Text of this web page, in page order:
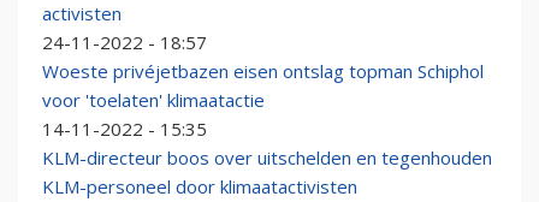
activisten
24-11-2022 - 18:57
Woeste privéjetbazen eisen ontslag topman Schiphol
voor 'toelaten' klimaatactie
14-11-2022 - 15:35
KLM-directeur boos over uitschelden en tegenhouden
KLM-personeel door klimaatactivisten